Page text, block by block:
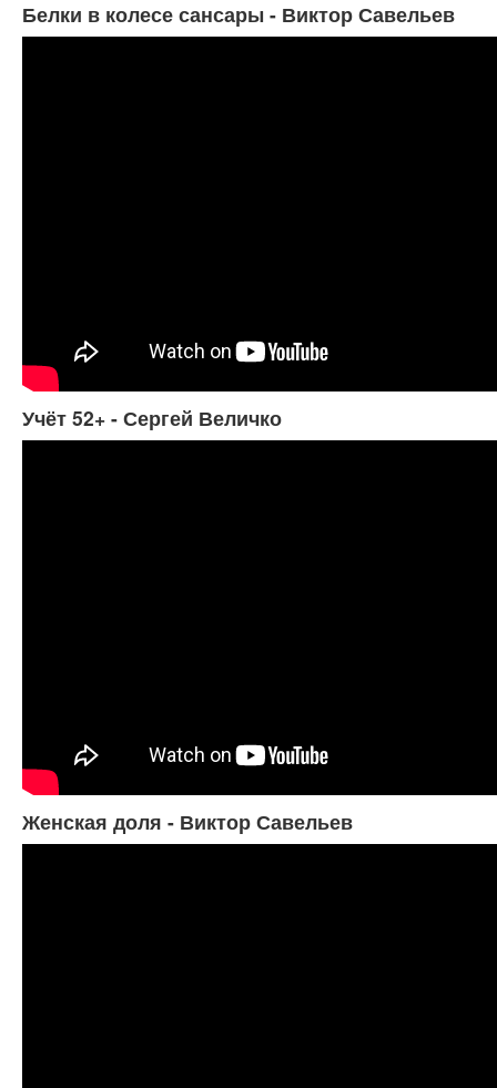
Белки в колесе сансары - Виктор Савельев
Учёт 52+ - Сергей Величко
Женская доля - Виктор Савельев